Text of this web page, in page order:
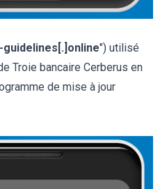
") utilisé
Troie bancaire Cerberus en
de mise à jour